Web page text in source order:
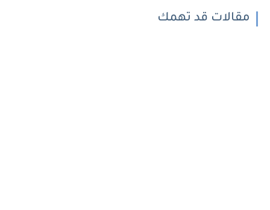
مقالات قد تهمك